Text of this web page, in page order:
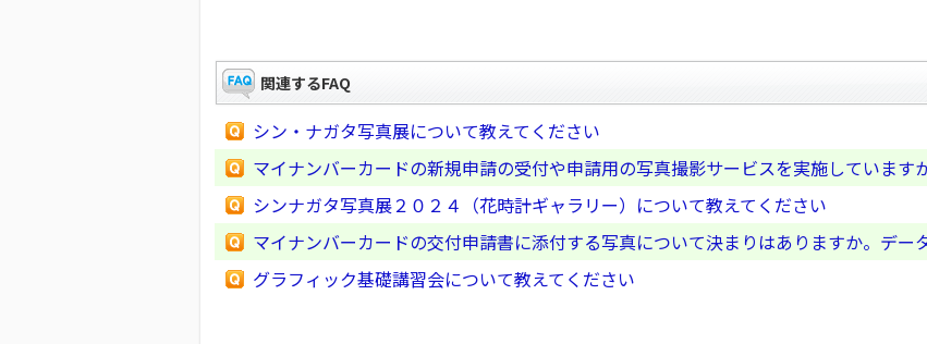
関連するFAQ
シン・ナガタ写真展について教えてください
マイナンバーカードの新規申請の受付や申請用の写真撮影サービスを実施していますか
シンナガタ写真展２０２４（花時計ギャラリー）について教えてください
マイナンバーカードの交付申請書に添付する写真について決まりはありますか。デー
グラフィック基礎講習会について教えてください